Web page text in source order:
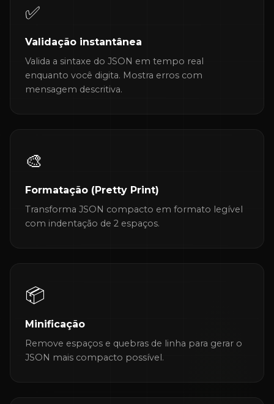
✅
Validação instantânea
Valida a sintaxe do JSON em tempo real
enquanto você digita. Mostra erros com
mensagem descritiva.
🎨
Formatação (Pretty Print)
Transforma JSON compacto em formato legível
com indentação de 2 espaços.
📦
Minificação
Remove espaços e quebras de linha para gerar o
JSON mais compacto possível.